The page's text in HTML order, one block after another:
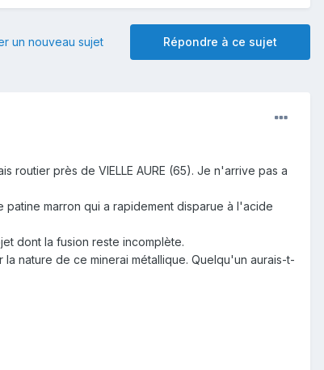
Répondre à ce sujet
un nouveau sujet
routier près de VIELLE AURE (65). Je n'arrive pas a
marron qui a rapidement disparue à l'acide
dont la fusion reste incomplète.
nature de ce minerai métallique. Quelqu'un aurais-t-